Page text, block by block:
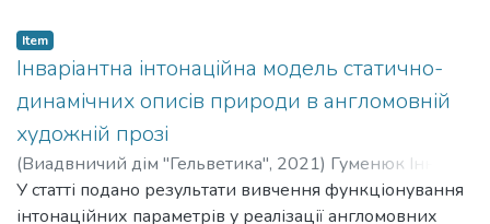
аудитивного аналізу даного виду описових уривків.
Item
Інваріантна інтонаційна модель статично-
динамічних описів природи в англомовній
художній прозі
(Виадвничий дім "Гельветика", 2021) Гуменюк Інна
Леонідівна;Humeniuk Inna Leonidivna
У статті подано результати вивчення функціонування
інтонаційних параметрів у реалізації англомовних